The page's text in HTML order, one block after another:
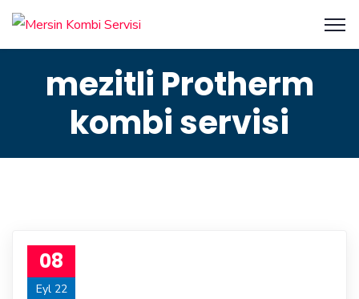
mezitli Protherm
kombi servisi
08
Eyl 22